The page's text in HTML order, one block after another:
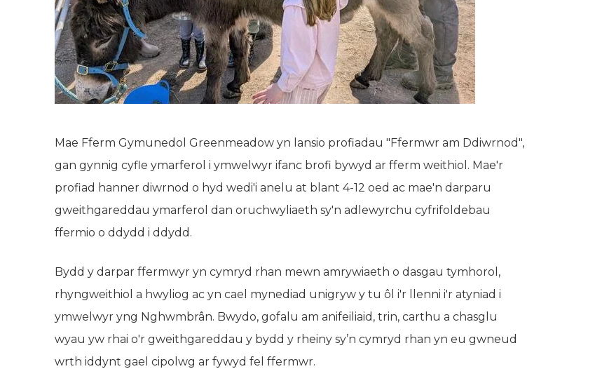
Mae Fferm Gymunedol Greenmeadow yn lansio profiadau "Ffermwr am Ddiwrnod",
gan gynnig cyfle ymarferol i ymwelwyr ifanc brofi bywyd ar fferm weithiol. Mae'r
profiad hanner diwrnod o hyd wedi'i anelu at blant 4-12 oed ac mae'n darparu
gweithgareddau ymarferol dan oruchwyliaeth sy'n adlewyrchu cyfrifoldebau
ffermio o ddydd i ddydd.
Bydd y darpar ffermwyr yn cymryd rhan mewn amrywiaeth o dasgau tymhorol,
rhyngweithiol a hwyliog ac yn cael mynediad unigryw y tu ôl i'r llenni i'r atyniad i
ymwelwyr yng Nghwmbrân. Bwydo, gofalu am anifeiliaid, trin, carthu a chasglu
wyau yw rhai o'r gweithgareddau y bydd y rheiny sy’n cymryd rhan yn eu gwneud
wrth iddynt gael cipolwg ar fywyd fel ffermwr.